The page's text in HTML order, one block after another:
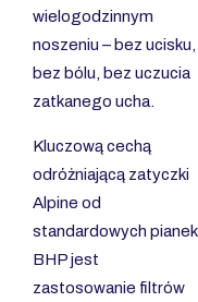
wielogodzinnym
noszeniu – bez ucisku,
bez bólu, bez uczucia
zatkanego ucha.
Kluczową cechą
odróżniającą zatyczki
Alpine od
standardowych pianek
BHP jest
zastosowanie filtrów